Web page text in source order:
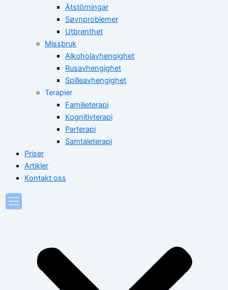
Ätstörningar
Søvnproblemer
Utbrenthet
Missbruk
Alkoholavhengighet
Rusavhengighet
Spilleavhengighet
Terapier
Familieterapi
Kognitivterapi
Parterapi
Samtaleterapi
Priser
Artikler
Kontakt oss